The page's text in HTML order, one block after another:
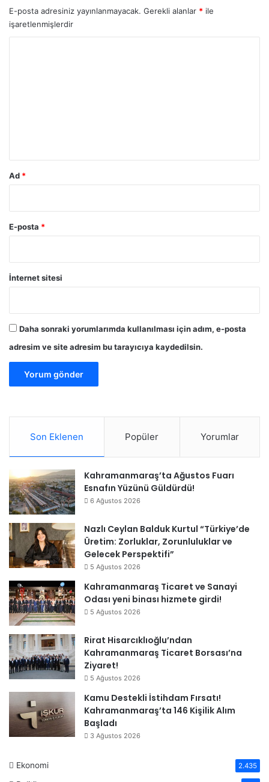
E-posta adresiniz yayınlanmayacak. Gerekli alanlar * ile
işaretlenmişlerdir
Ad *
E-posta *
İnternet sitesi
Daha sonraki yorumlarımda kullanılması için adım, e-posta
adresim ve site adresim bu tarayıcıya kaydedilsin.
Son Eklenen Popüler Yorumlar
Kahramanmaraş’ta Ağustos Fuarı
Esnafın Yüzünü Güldürdü!
6 Ağustos 2026
Nazlı Ceylan Balduk Kurtul “Türkiye’de
Üretim: Zorluklar, Zorunluluklar ve
Gelecek Perspektifi”
5 Ağustos 2026
Kahramanmaraş Ticaret ve Sanayi
Odası yeni binası hizmete girdi!
5 Ağustos 2026
Rirat Hisarcıklıoğlu’ndan
Kahramanmaraş Ticaret Borsası’na
Ziyaret!
5 Ağustos 2026
Kamu Destekli İstihdam Fırsatı!
Kahramanmaraş’ta 146 Kişilik Alım
Başladı
3 Ağustos 2026
Ekonomi 2.435